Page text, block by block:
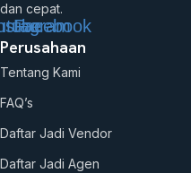
dan cepat.
Facebook
Perusahaan
Tentang Kami
FAQ’s
Daftar Jadi Vendor
Daftar Jadi Agen